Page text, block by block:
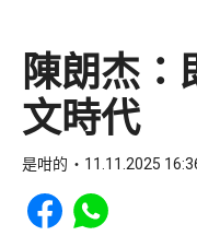
陳朗杰：
文時代
是咁的 11.11.2025
Share to Facebook
Share to WhatsApp